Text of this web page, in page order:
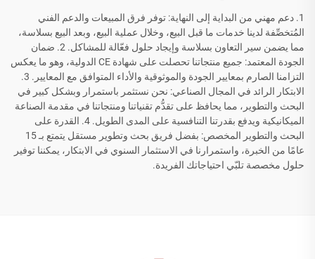
1. دعم مهني من البداية إلى النهاية: توفر فرق المبيعات والدعم الفني
المُتخصِّفة لدينا خدمات ما قبل البيع، وخلال عملية البيع، وبعد البيع بسلاسة،
مما يضمن سير التعاون بسلاسة وإيجاد حلول فعّالة للمشاكل. 2. ضمان
الجودة المعتمد: جميع منتجاتنا تحصلت على شهادة CE الدولية، وهو ما يعكس
التزامنا الصارم بمعايير الجودة والموثوقية والأداء المتوافق مع المعايير. 3.
الابتكار الرائد في المجال الصناعي: نحن نستثمر باستمرار وبشكل كبير في
البحث والتطوير، مما يحافظ على تقدُّم تقنياتنا ومنتجاتنا في مقدمة الصناعة
الميكانيكية ويدفع بقدرتنا التنافسية على المدى الطويل. 4. القدرة على
البحث والتطوير المخصص: بفضل فريق بحث وتطوير مستقل يتمتع بـ 15
عامًا من الخبرة، واستمرارنا في الاستثمار السنوي في الابتكار، يمكننا توفير
حلول مخصصة تلبّي احتياجاتك الفريدة.